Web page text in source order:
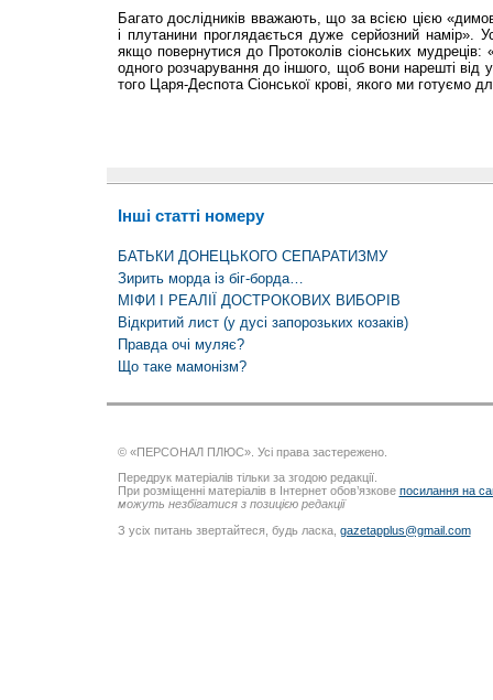
Багато дослідників вважають, що за всією цією
і плутанини проглядається дуже серйозний
якщо повернутися до Протоколів сіонських
одного розчарування до іншого, щоб вони нарешті від
того Царя-Деспота Сіонської крові, якого ми готуємо
Інші статті номеру
БАТЬКИ ДОНЕЦЬКОГО СЕПАРАТИЗМУ
Зирить морда із біг-борда…
МІФИ І РЕАЛІЇ ДОСТРОКОВИХ ВИБОРІВ
Відкритий лист (у дусі запорозьких козаків)
Правда очі муляє?
Що таке мамонізм?
© «ПЕРСОНАЛ ПЛЮС». Усі права застережено.
Передрук матеріалів тільки за згодою редакції.
При розміщенні матеріалів в Інтернет обов’язкове посилання на
можуть незбігатися з позицією редакції
З усіх питань звертайтеся, будь ласка, gazetapplus@gmail.com